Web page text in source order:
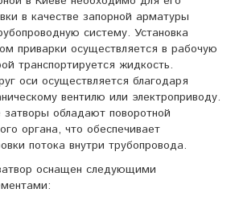
в качестве запорной арматуры
систему. Установка
приварки осуществляется в рабочую
транспортируется жидкость.
оси осуществляется благодаря
вентилю или электроприводу.
обладают поворотной
органа, что обеспечивает
потока внутри трубопровода.
оснащен следующими